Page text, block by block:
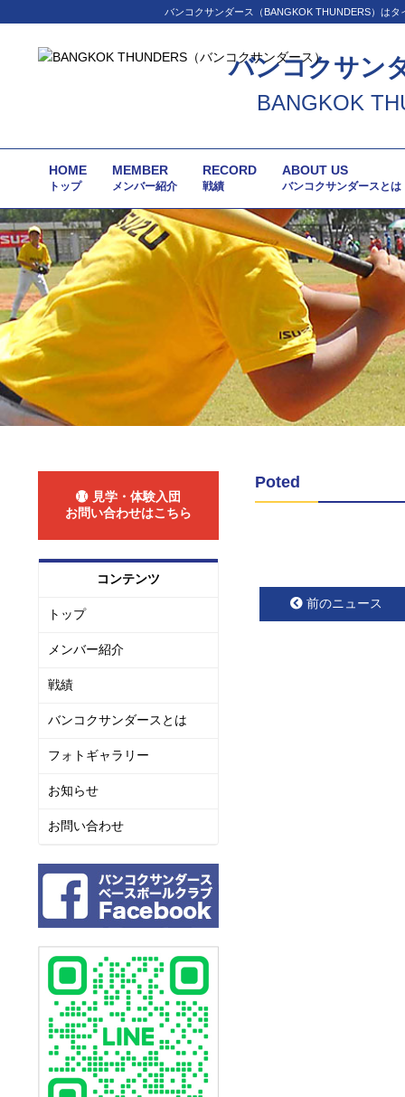
バンコクサンダース（BANGKOK THUNDERS）は
バンコクサン
BANGKOK
HOME
トップ
MEMBER
メンバー紹介
RECORD
戦績
ABOUT US
バンコクサンダースとは
Poted
前のニュース
見学・体験入団
お問い合わせはこちら
コンテンツ
トップ
メンバー紹介
戦績
バンコクサンダースとは
フォトギャラリー
お知らせ
お問い合わせ